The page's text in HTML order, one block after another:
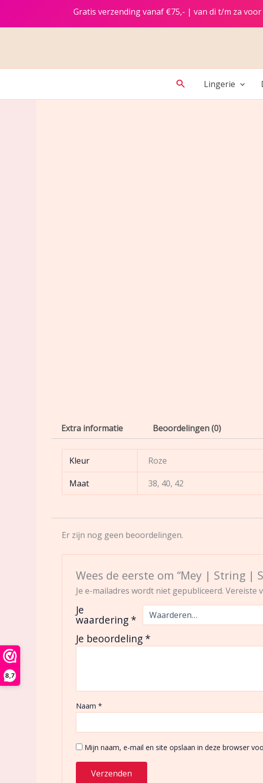
8,7
Gratis verzending vanaf €75,- | van di t/m za
ZoekenLingerie
Extra informatie Beoordelingen (0)
Kleur Roze
Maat 38, 40, 42
Er zijn nog geen beoordelingen.
Wees de eerste om “Mey | String |
Je e-mailadres wordt niet gepubliceerd. Vereiste
Je
waardering *
Je beoordeling *
Naam *
Mijn naam, e-mail en site opslaan in deze browser